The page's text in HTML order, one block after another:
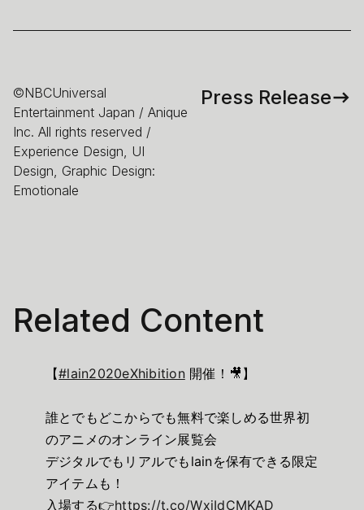
©NBCUniversal
Entertainment Japan / Anique
Inc. All rights reserved /
Experience Design, UI
Design, Graphic Design:
Emotionale
Press Release
Related Content
【#lain2020eXhibition開催！🎥】
誰とでもどこからでも無料で楽しめる世界初
のアニメのオンライン展覧会
デジタルでもリアルでもlainを保有できる限定
アイテムも！
入場する👉https://t.co/WxjIdCMKAD